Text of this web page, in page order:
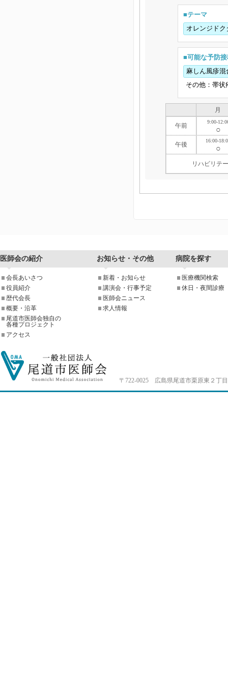
■テーマ
オレンジドク
■可能な予防
麻しん風疹混
その他：帯状
月
午前
9:00-
○
午後
16:00-
○
リハビリテ
医師会の紹介 お知らせ・その他 病院を探す
会長あいさつ
役員紹介
歴代会長
概要・沿革
尾道市医師会独自の
各種プロジェクト
アクセス
新着・お知らせ
講演会・行事予定
医師会ニュース
求人情報
医療機関検索
休日・夜間診療
〒722-0025 広島県尾道市栗原東２丁